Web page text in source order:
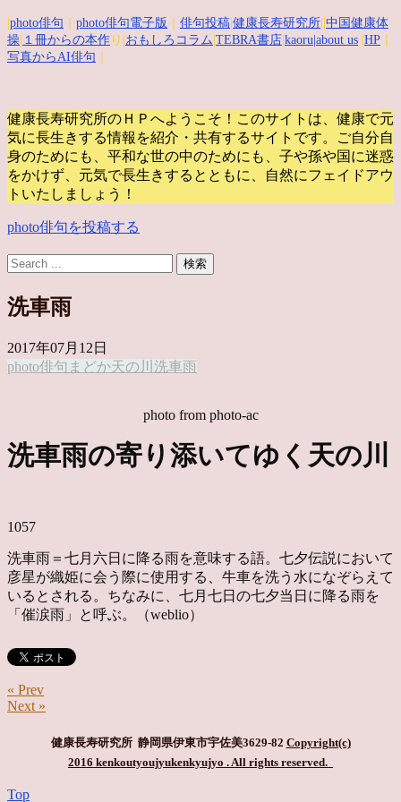
photo俳句 photo俳句電子版 俳句投稿 健康長寿研究所 中国健康体
操 １冊からの本作 り| おもしろコラム TEBRA書店 kaoru |about us HP
写真からAI俳句
健康長寿研究所のＨＰへようこそ！このサイトは、健康で元
気に長生きする情報を紹介・共有するサイトです。
ご自分自
身のためにも、平和な世の中のためにも、子や孫や国に迷惑
をかけず、元気で長生きするとともに、自然にフェイドアウ
トいたしましょう！
photo俳句を投稿する
洗車雨
2017年07月12日
photo俳句 まどか天の川 洗車雨
photo from photo-ac
洗車雨の寄り添いてゆく天の川
1057
洗車雨＝七月六日に降る雨を意味する語。七夕伝説において
彦星が織姫に会う際に使用する、牛車を洗う水になぞらえて
いるとされる。ちなみに、七月七日の七夕当日に降る雨を
「催涙雨」と呼ぶ。（weblio）
« Prev
Next »
健康長寿研究所 静岡県伊東市宇佐美3629-82 Copyright(c)
2016 kenkoutyoujyukenkyujyo . All rights reserved.
Top